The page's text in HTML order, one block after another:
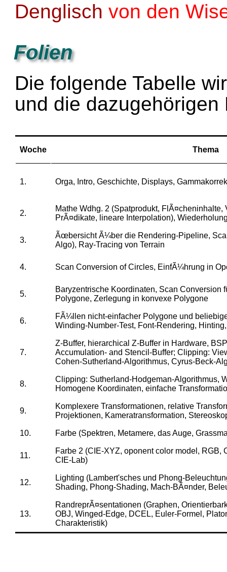
Denglisch von den
Folien
Die folgende Tabelle
und die
Woche Thema
1. Orga, Intro, Geschichte, Displays,
2.
Mathe Wdhg. 2 (Spatprodukt,
PrÃ¤dikate, lineare Interpolation),
3.
Ãœbersicht Ã¼ber die Rendering-Pipeline,
Algo), Ray-Tracing von Terrain
4. Scan Conversion of Circles, EinfÃ¼hrung in
5.
Baryzentrische Koordinaten, Scan Conversion
Polygone, Zerlegung in konvexe Polygone
6.
FÃ¼llen nicht-einfacher Polygone und
Winding-Number-Test, Font-Rendering,
7.
Z-Buffer, hierarchical Z-Buffer in Hardware,
Accumulation- and Stencil-Buffer; Clipping:
Cohen-Sutherland-Algorithmus, Cyrus-Beck-
8.
Clipping: Sutherland-Hodgeman-Algorithmus,
Homogene Koordinaten, einfache
9.
Komplexere Transformationen, relative
Projektionen, Kameratransformation,
10. Farbe (Spektren, Metamere, das Auge,
11.
Farbe 2 (CIE-XYZ, oponent color model, RGB,
CIE-Lab)
12.
Lighting (Lambert'sches und Phong-
Shading, Phong-Shading, Mach-BÃ¤nder,
13.
RandreprÃ¤sentationen (Graphen,
OBJ, Winged-Edge, DCEL, Euler-Formel,
Charakteristik)